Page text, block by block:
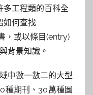
工程類的百科全
如何查找
，或以條目(entry)
背景知識。
中數一數二的大型
種期刊、30萬種圖